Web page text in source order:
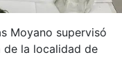
Moyano supervisó
de la localidad de